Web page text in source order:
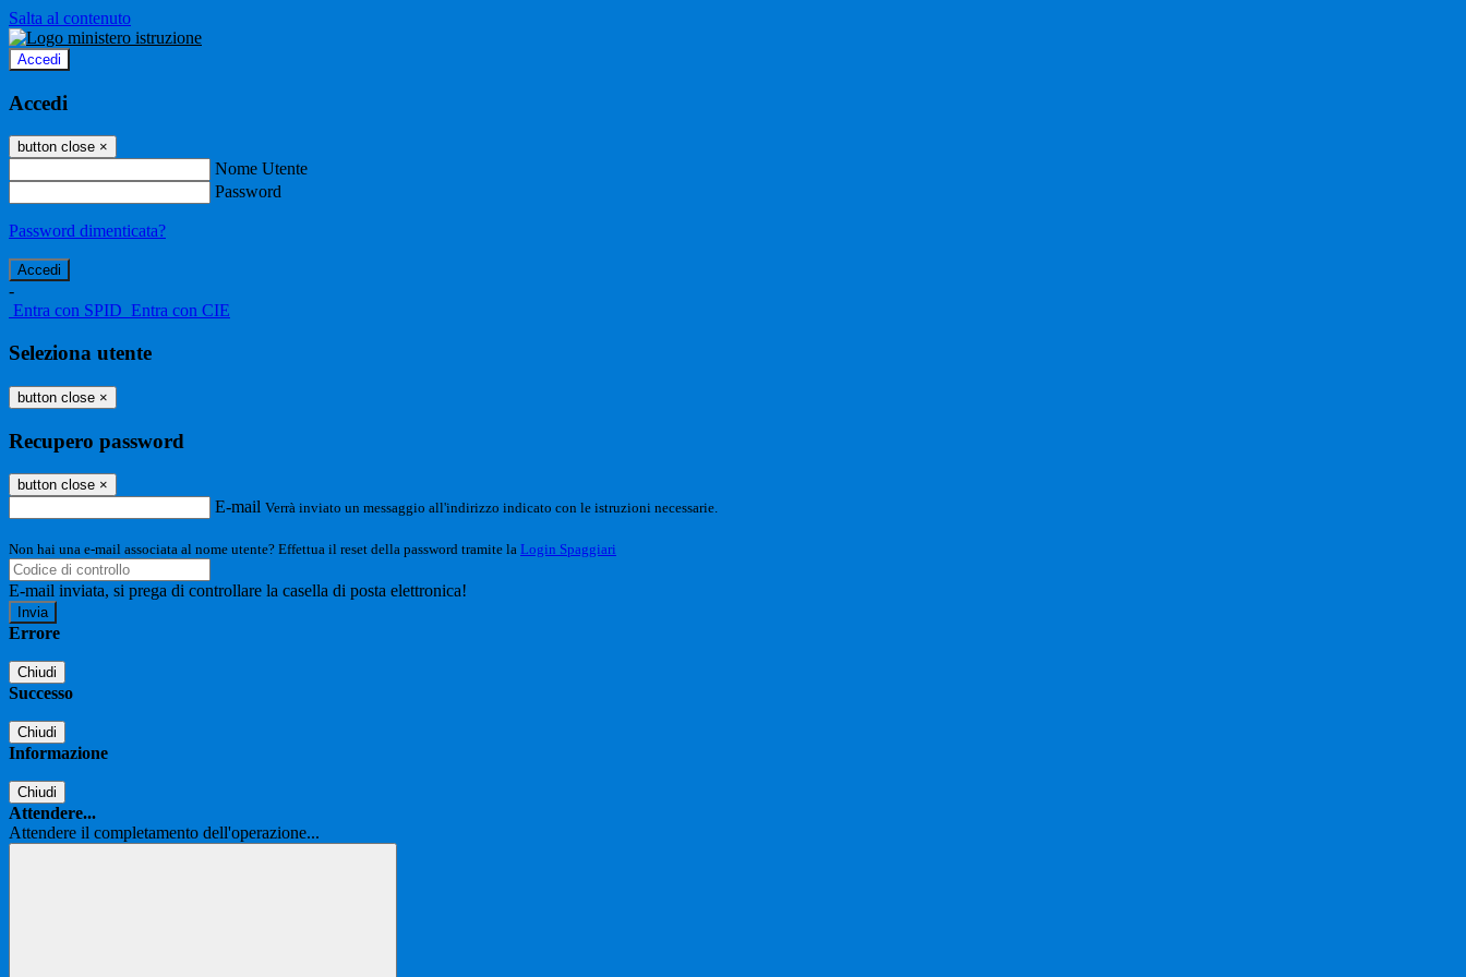
Salta al contenuto
Accedi
Accedi
button close ×
Nome Utente
Password
Password dimenticata?
-
Entra con SPID Entra con CIE
Seleziona utente
button close ×
Recupero password
button close ×
E-mail Verrà inviato un messaggio all'indirizzo indicato con le istruzioni necessarie.
Non hai una e-mail associata al nome utente? Effettua il reset della password tramite la Login Spaggiari
E-mail inviata, si prega di controllare la casella di posta elettronica!
Errore
Chiudi
Successo
Chiudi
Informazione
Chiudi
Attendere...
Attendere il completamento dell'operazione...